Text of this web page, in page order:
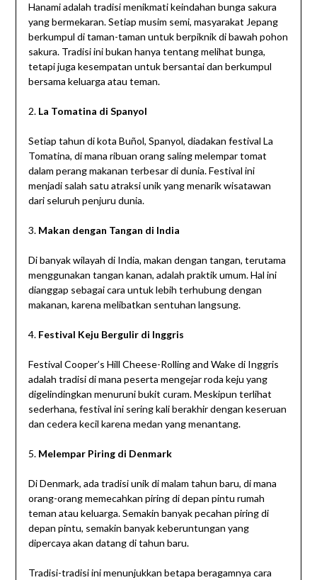
Hanami adalah tradisi menikmati keindahan bunga sakura
yang bermekaran. Setiap musim semi, masyarakat Jepang
berkumpul di taman-taman untuk berpiknik di bawah pohon
sakura. Tradisi ini bukan hanya tentang melihat bunga,
tetapi juga kesempatan untuk bersantai dan berkumpul
bersama keluarga atau teman.
2. La Tomatina di Spanyol
Setiap tahun di kota Buñol, Spanyol, diadakan festival La
Tomatina, di mana ribuan orang saling melempar tomat
dalam perang makanan terbesar di dunia. Festival ini
menjadi salah satu atraksi unik yang menarik wisatawan
dari seluruh penjuru dunia.
3. Makan dengan Tangan di India
Di banyak wilayah di India, makan dengan tangan, terutama
menggunakan tangan kanan, adalah praktik umum. Hal ini
dianggap sebagai cara untuk lebih terhubung dengan
makanan, karena melibatkan sentuhan langsung.
4. Festival Keju Bergulir di Inggris
Festival Cooper’s Hill Cheese-Rolling and Wake di Inggris
adalah tradisi di mana peserta mengejar roda keju yang
digelindingkan menuruni bukit curam. Meskipun terlihat
sederhana, festival ini sering kali berakhir dengan keseruan
dan cedera kecil karena medan yang menantang.
5. Melempar Piring di Denmark
Di Denmark, ada tradisi unik di malam tahun baru, di mana
orang-orang memecahkan piring di depan pintu rumah
teman atau keluarga. Semakin banyak pecahan piring di
depan pintu, semakin banyak keberuntungan yang
dipercaya akan datang di tahun baru.
Tradisi-tradisi ini menunjukkan betapa beragamnya cara